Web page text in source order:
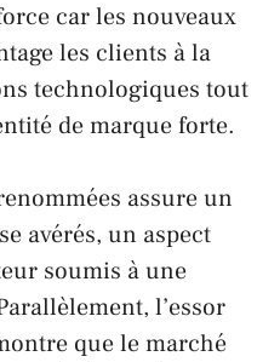
car les nouveaux
les clients à la
technologiques tout
de marque forte.
assure un
avérés, un aspect
soumis à une
l’essor
que le marché